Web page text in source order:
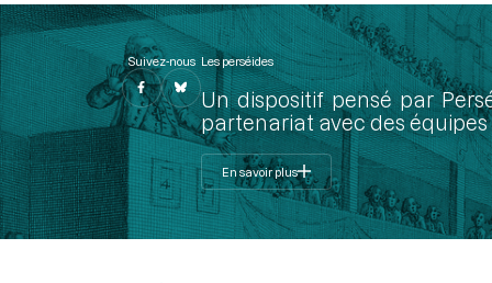
Suivez-nous Les perséides
Un dispositif pensé par
partenariat avec des
En savoir plus